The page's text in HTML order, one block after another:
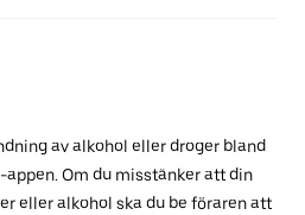
av alkohol eller droger bland
Om du misstänker att din
eller alkohol ska du be föraren att